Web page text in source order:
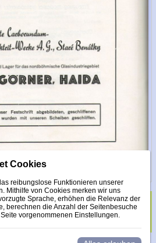
Made with Swarovski
Cookies
reibungslose Funktionieren unserer
Mithilfe von Cookies merken wir uns
Sprache, erhöhen die Relevanz der
berechnen die Anzahl der Seitenbesuche
vorgenommenen Einstellungen.